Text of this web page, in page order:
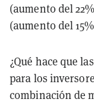
(aumento del
(aumento del
¿Qué hace que
para los
combinación de